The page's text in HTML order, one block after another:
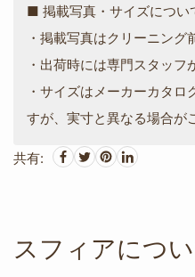
■ 掲載写真・サイズについ
・掲載写真はクリーニング
・出荷時には専門スタッ
・サイズはメーカーカタロ
すが、実寸と異なる場合が
共有:
スフィアにつ